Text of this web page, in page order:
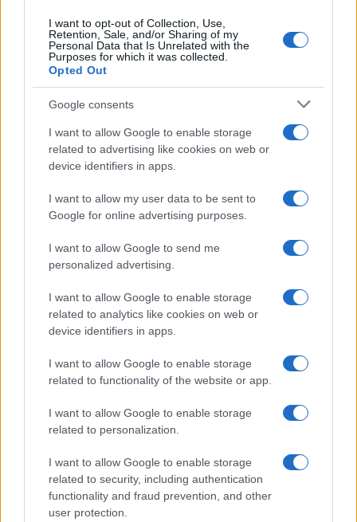
I want to opt-out of Collection, Use,
Retention, Sale, and/or Sharing of my
Personal Data that Is Unrelated with the
Purposes for which it was collected.
Opted Out
Google consents
I want to allow Google to enable storage
related to advertising like cookies on web or
device identifiers in apps.
I want to allow my user data to be sent to
Google for online advertising purposes.
I want to allow Google to send me
personalized advertising.
I want to allow Google to enable storage
related to analytics like cookies on web or
device identifiers in apps.
I want to allow Google to enable storage
related to functionality of the website or app.
I want to allow Google to enable storage
related to personalization.
I want to allow Google to enable storage
related to security, including authentication
functionality and fraud prevention, and other
user protection.
Η Chery επενδύει 75 εκατ. δολάρια στην KG Mobility
Το FIAT 500 Hybrid τώρα
συνεχίζουν μαζί: Ανανέωση
της συνεργασίας τους μέχρι
18η συνεχόμενη χρονιά για τον ΟΤΕ στη διεθνή σειρά
δεικτών FTSE4Good
Alpha Bank: Για πρώτη φορά το Αρχαίο Θέατρο Επιδαύρου
άνοιξε τις πύλες του σε όλους